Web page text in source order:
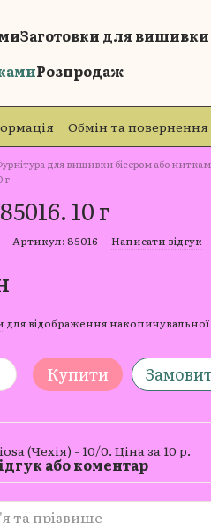
Заготовки для
Розпродаж
Обмін та повернення
для вишивки бісером або
г
10 г
Артикул: 85016 Написати відгук
для відображення
Купити
(Чехія) - 10/0. Ціна за 10 р.
або коментар